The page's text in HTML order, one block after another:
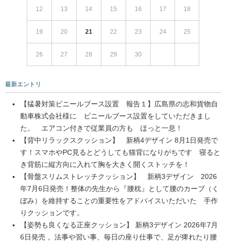
12 13 14 15 16 17 18
19 20 21 22 23 24 25
26 27 28 29 30
最新エントリ
【猛暑対策ビニールブース設置 報告１】広島県の志和貨物自
動車株式会社様に ビニールブース設置をしていただきまし
た。 エアコン付きで従業員の方も ほっと一息！
【背中リラックスクッション】 新柄4デザイン 8月1日発売で
す！スマホやPC見るとどうしても猫背になりがちです 寝ると
き背筋に縦方向に入れて胸を大きく開くストッチを！
【骨盤スリムストレッチクッション】 新柄3デザイン 2026
年7月6日発売！整体の先生から『腰枕』として腰のカーブ（く
ぼみ）を維持することの重要性をアドバイスいただいた 手作
りクッションです。
【姿勢も良くなる正座クッション】 新柄3デザイン 2026年7月
6日発売 。法事や習い事、毎日の座り仕事で、足が痺れたり腰